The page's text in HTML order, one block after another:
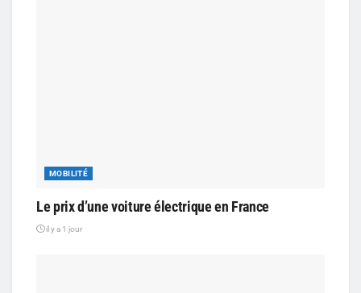
MOBILITÉ
Le prix d’une voiture électrique en France
il y a 1 jour